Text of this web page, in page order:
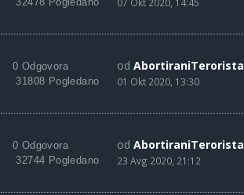
0 Odgovora
31808 Pogledano
od AbortiraniTerorista
01 Okt 2020, 13:30
0 Odgovora
32744 Pogledano
od AbortiraniTerorista
23 Avg 2020, 21:12